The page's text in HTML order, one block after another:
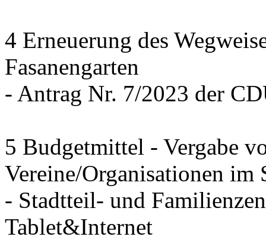
4 Erneuerung des
Fasanengarten
- Antrag Nr. 7/2023 der
5 Budgetmittel - Vergabe
Vereine/Organisationen im
- Stadtteil- und
Tablet&Internet